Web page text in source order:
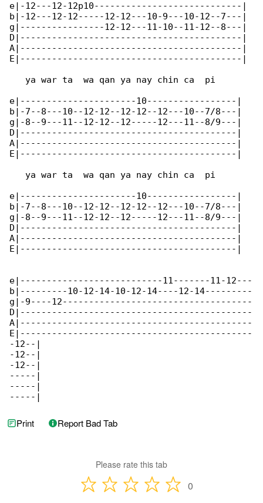
e|-12---12-12p10----------------------------|
b|-12---12-12-----12-12---10-9---10-12--7---|
g|----------------12-12---11-10--11-12--8---|
D|------------------------------------------|
A|------------------------------------------|
E|------------------------------------------|
   ya war ta  wa qan ya nay chin ca  pi
e|----------------------10-----------------|
b|-7--8---10--12-12--12-12--12---10--7/8---|
g|-8--9---11--12-12--12-----12---11--8/9---|
D|-----------------------------------------|
A|-----------------------------------------|
E|-----------------------------------------|
   ya war ta  wa qan ya nay chin ca  pi
e|----------------------10-----------------|
b|-7--8---10--12-12--12-12--12---10--7/8---|
g|-8--9---11--12-12--12-----12---11--8/9---|
D|-----------------------------------------|
A|-----------------------------------------|
E|-----------------------------------------|
e|---------------------------11-------11-12---
b|---------10-12-14-10-12-14----12-14---------
g|-9----12------------------------------------
D|--------------------------------------------
A|--------------------------------------------
E|--------------------------------------------
-12--|
-12--|
-12--|
-----|
-----|
-----|
Print Report Bad Tab
Please rate this tab
0